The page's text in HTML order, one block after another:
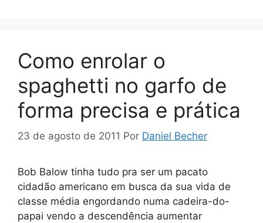
Como enrolar o
spaghetti no garfo de
forma precisa e prática
23 de agosto de 2011 Por Daniel Becher
Bob Balow tinha tudo pra ser um pacato
cidadão americano em busca da sua vida de
classe média engordando numa cadeira-do-
papai vendo a descendência aumentar